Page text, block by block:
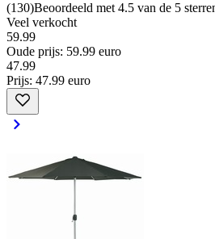
(130)Beoordeeld met 4.5 van de 5
Veel verkocht
59.99
Oude prijs: 59.99 euro
47.99
Prijs: 47.99 euro